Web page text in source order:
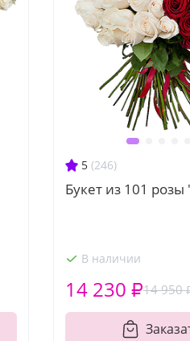
5 (246)
Букет из 101 розы
В наличии
14 950
14 230 ₽